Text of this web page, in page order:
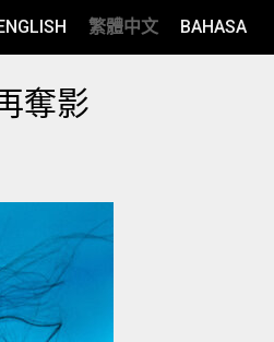
繁體中文 BAHASA
奪影